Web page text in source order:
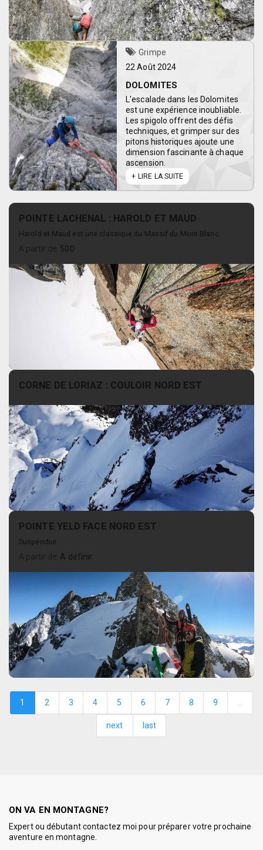
Grimpe
22 Août 2024
DOLOMITES
L'escalade dans les Dolomites
est une expérience inoubliable.
Les spigolo offrent des défis
techniques, et grimper sur des
pitons historiques ajoute une
dimension fascinante à chaque
ascension.
LIRE LA SUITE
POINTE LACHENAL : HAROLD ET MAUD
Harold et Maud est une classique du Massif du Mont Blanc.
A partir de: 500
CORNE DE LORIAZ : COULOIR NORD EST
POINTE YELD FACE NORD EST
Suspendue
A partir de: A définir
1 2 3 4 5 6 7 8 9
next last
ON VA EN MONTAGNE?
Expert ou débutant contactez moi pour préparer votre prochaine
aventure en montagne.